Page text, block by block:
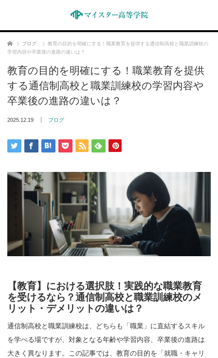
ホーム ブログ
教育の目的を明確にする！職業教育を提供する通信制高校と職業訓練校の
学習内容や卒業後の進路の違いは？
教育の目的を明確にする！職業教育を提供
する通信制高校と職業訓練校の学習内容や
卒業後の進路の違いは？
2025.12.19 ブログ
【教育】における選択肢！実践的な職業教育
を受けるなら？通信制高校と職業訓練校のメ
リット・デメリットの違いは？
通信制高校と職業訓練校は、どちらも「職業」に直結するスキル
を学べる場ですが、対象となる年齢や学習内容、卒業後の進路は
大きく異なります。この記事では、教育の目的を「就職・キャリ